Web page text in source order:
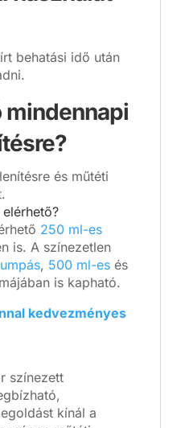
behatási idő után
mindennapi
és műtéti
250 ml-es
is. A színezetlen
, 500 ml-es és
is kapható.
kedvezményes
színezett
kínál a